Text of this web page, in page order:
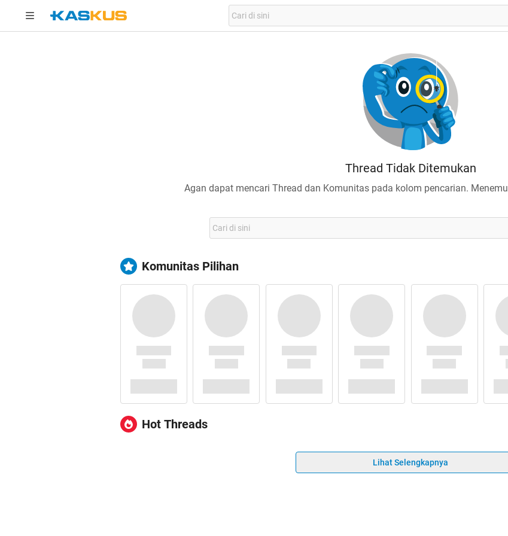
Thread Tidak Ditemukan
Agan dapat mencari Thread dan Komunitas pada kolom pencarian.
Komunitas Pilihan
Hot Threads
Lihat Selengkapnya